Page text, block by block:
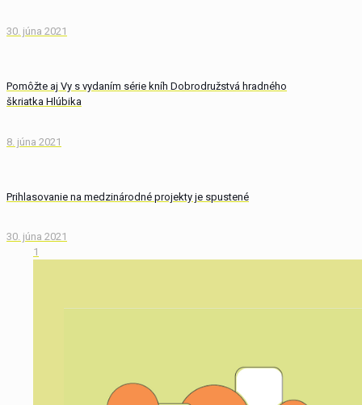
30. júna 2021
Pomôžte aj Vy s vydaním série kníh Dobrodružstvá hradného
škriatka Hlúbika
8. júna 2021
Prihlasovanie na medzinárodné projekty je spustené
30. júna 2021
1